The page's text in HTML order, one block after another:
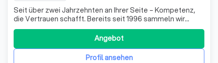
Seit über zwei Jahrzehnten an Ihrer Seite – Kompetenz,
die Vertrauen schafft. Bereits seit 1996 sammeln wir
wertvolle Erfahrung in der Finanz- und
Versicherungsbranche. Seit dem Jahr 2000 sind wir
erfolgreich am Markt etabliert und stehen unseren
Kundinnen und Kunden als verlässlicher Partner zur Se
Profil ansehen
Angebot